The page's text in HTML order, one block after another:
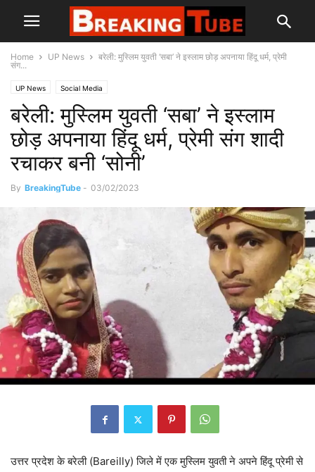
Home UP News
बरेली: मुस्लिम युवती ‘सबा’ ने इस्लाम छोड़ अपनाया हिंदू धर्म, प्रेमी
संग...
UP News Social Media
बरेली: मुस्लिम युवती ‘सबा’ ने इस्लाम
छोड़ अपनाया हिंदू धर्म, प्रेमी संग शादी
रचाकर बनी ‘सोनी’
By BreakingTube - 03/02/2023
उत्तर प्रदेश के बरेली (Bareilly) जिले में एक मुस्लिम युवती ने अपने हिंदू प्रेमी से